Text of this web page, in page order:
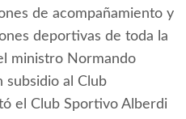
de acompañamiento y
deportivas de toda la
ministro Normando
subsidio al Club
el Club Sportivo Alberdi